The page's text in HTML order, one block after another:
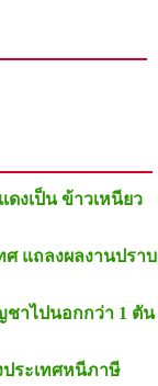
ดงเป็น ข้าวเหนียว
แถลงผลงานปราบ
าไปนอกกว่า 1 ตัน
ระเทศหนีภาษี